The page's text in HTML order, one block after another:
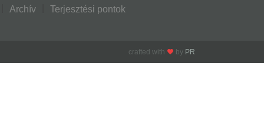
Archív Terjesztési pontok
crafted with by PR